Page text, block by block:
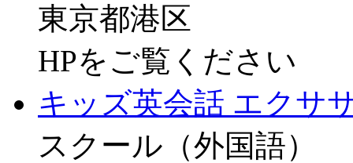
東京都港区
HPをご覧ください
キッズ英会話 エクサ
スクール（外国語）